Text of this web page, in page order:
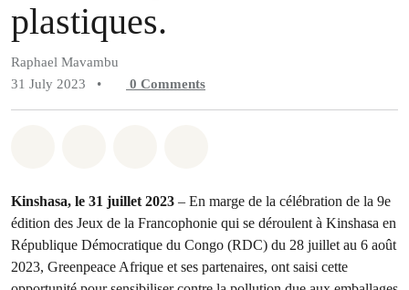
plastiques.
Raphael Mavambu
31 July 2023
• 0 Comments
Kinshasa, le 31 juillet 2023 – En marge de la célébration de la 9e
édition des Jeux de la Francophonie qui se déroulent à Kinshasa en
République Démocratique du Congo (RDC) du 28 juillet au 6 août
2023, Greenpeace Afrique et ses partenaires, ont saisi cette